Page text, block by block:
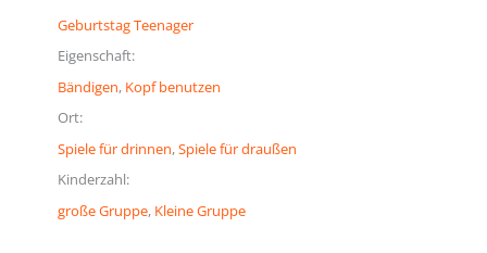
Geburtstag Teenager
Eigenschaft:
Bändigen, Kopf benutzen
Ort:
Spiele für drinnen, Spiele für draußen
Kinderzahl:
große Gruppe, Kleine Gruppe